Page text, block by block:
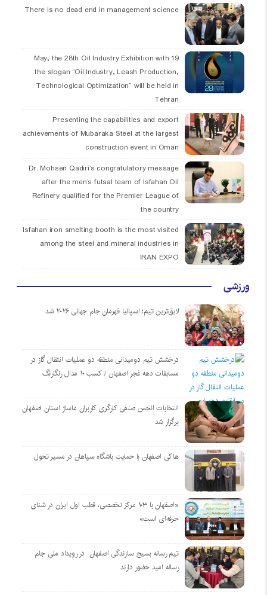
There is no dead end in management science
19 May, the 28th Oil Industry Exhibition with
the slogan “Oil Industry, Leash Production,
Technological Optimization” will be held in
Tehran
Presenting the capabilities and export
achievements of Mubaraka Steel at the largest
construction event in Oman
Dr. Mohsen Qadiri’s congratulatory message
after the men’s futsal team of Isfahan Oil
Refinery qualified for the Premier League of
the country
Isfahan iron smelting booth is the most visited
among the steel and mineral industries in
IRAN EXPO
ورزشی
لایق‌ترین تیم؛ اسپانیا قهرمان جام جهانی ۲۰۲۶ شد
درخشش تیم دومیدانی منطقه دو عملیات انتقال گاز در
مسابقات دهه فجر اصفهان / کسب ۱۰ مدال رنگارنگ
انتخابات انجمن صنفی کارگری کاربران ماساژ استان اصفهان
برگزار شد
هاکی اصفهان با حمایت باشگاه سپاهان در مسیر تحول
«اصفهان با ۱۰۳ مرکز تخصصی، قطب اول ایران در شنای
حرفه‌ای است»
تیم رسانه بسیج سازندگی اصفهان در رویداد ملی جام
رسانه امید حضور دارند